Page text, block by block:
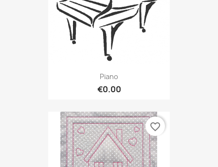
Piano
€0.00
favorite_border